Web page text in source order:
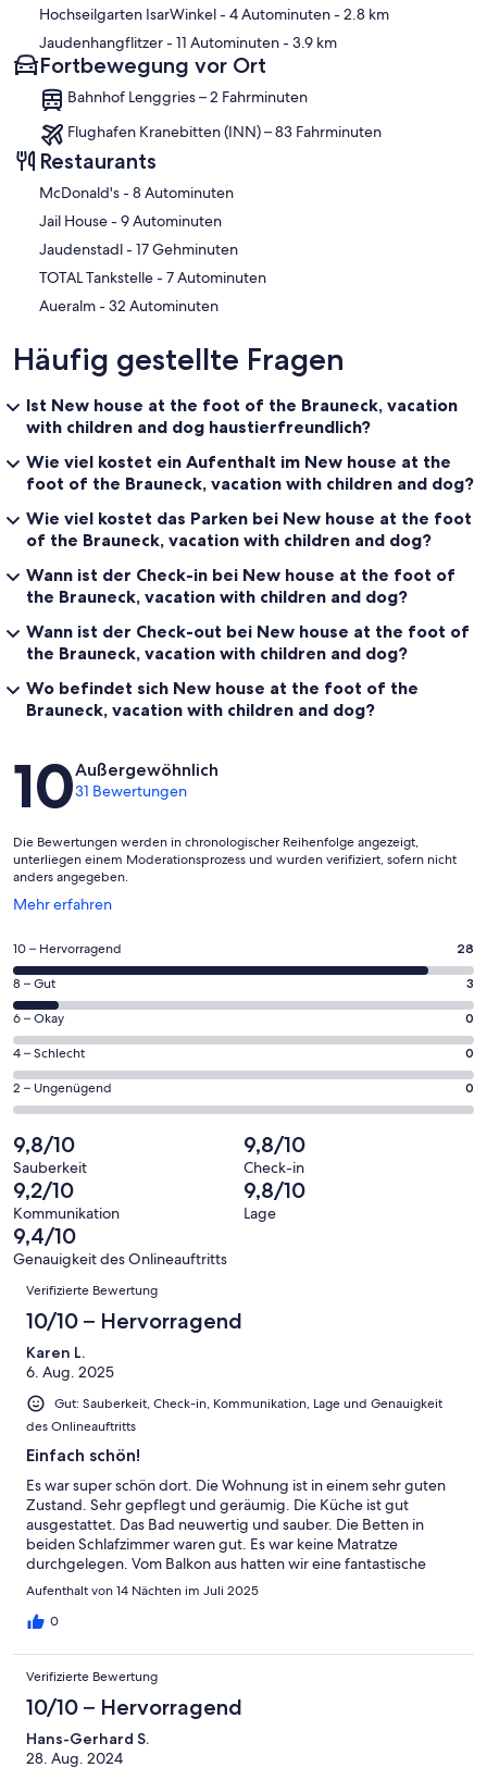
Hochseilgarten IsarWinkel- 4 Autominuten- 2.8 km
Jaudenhangflitzer- 11 Autominuten- 3.9 km
Fortbewegung vor Ort
Bahnhof Lenggries – 2 Fahrminuten
Flughafen Kranebitten (INN) – 83 Fahrminuten
Restaurants
‪McDonald's - ‬8 Autominuten
‪Jail House - ‬9 Autominuten
‪Jaudenstadl - ‬17 Gehminuten
‪TOTAL Tankstelle - ‬7 Autominuten
‪Aueralm - ‬32 Autominuten
Häufig gestellte Fragen
Ist New house at the foot of the Brauneck, vacation
with children and dog haustierfreundlich?
Wie viel kostet ein Aufenthalt im New house at the
foot of the Brauneck, vacation with children and dog?
Wie viel kostet das Parken bei New house at the foot
of the Brauneck, vacation with children and dog?
Wann ist der Check-in bei New house at the foot of
the Brauneck, vacation with children and dog?
Wann ist der Check-out bei New house at the foot of
the Brauneck, vacation with children and dog?
Wo befindet sich New house at the foot of the
Brauneck, vacation with children and dog?
Bewertungen
10Außergewöhnlich
31 Bewertungen
Die Bewertungen werden in chronologischer Reihenfolge angezeigt,
unterliegen einem Moderationsprozess und wurden verifiziert, sofern nicht
anders angegeben.
Mehr erfahren
Wird
einem
neuen
Fenster
geöffnet
28
von
insgesamt
31
Gästebewertungen
haben
eine
Bewertung
von
10
-
Hervorragend
10 – Hervorragend 28
3
von
insgesamt
31
Gästebewertungen
haben
Bewertung
von
8
-
Gut
8 – Gut 3
0
von
insgesamt
31
Gästebewertungen
haben
eine
Bewertung
von
6
-
Okay
6 – Okay 0
0
von
insgesamt
Gästebewertungen
haben
eine
Bewertung
von
4
4 – Schlecht 0
0
von
insgesamt
31
Gästebewertungen
haben
eine
Bewertung
2 – Ungenügend 0
9,8/10
Sauberkeit
9,8/10
Check-in
9,2/10
Kommunikation
9,8/10
Lage
9,4/10
Genauigkeit des Onlineauftritts
Bewertungen
Verifizierte Bewertung
10/10 – Hervorragend
Karen L.
6. Aug. 2025
Gut: Sauberkeit, Check-in, Kommunikation, Lage und Genauigkeit
des Onlineauftritts
Einfach schön!
Es war super schön dort. Die Wohnung ist in einem sehr guten
Zustand. Sehr gepflegt und geräumig. Die Küche ist gut
ausgestattet. Das Bad neuwertig und sauber. Die Betten in
beiden Schlafzimmer waren gut. Es war keine Matratze
durchgelegen. Vom Balkon aus hatten wir eine fantastische
Aussicht auf die Berge! Unsere Kinder konnten im Garten mit
Vermieter waren sehr freundlich. Wir haben uns rundum wohl
Aufenthalt von 14 Nächten im Juli 2025
0
Verifizierte Bewertung
10/10 – Hervorragend
Hans-Gerhard S.
28. Aug. 2024